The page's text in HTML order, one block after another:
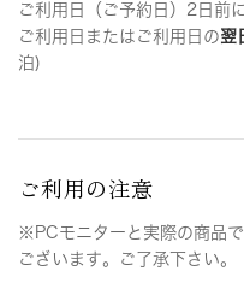
ご利用日（ご予約日）2日前
ご利用日またはご利用日の翌
泊)
ご利用の注意
※PCモニターと実際の商品
ございます。ご了承下さい。